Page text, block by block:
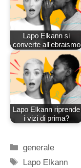
Lapo Elkann si
converte all'ebraismo
Lapo Elkann riprende
i vizi di prima?
Categorie
generale
Tag
Lapo Elkann